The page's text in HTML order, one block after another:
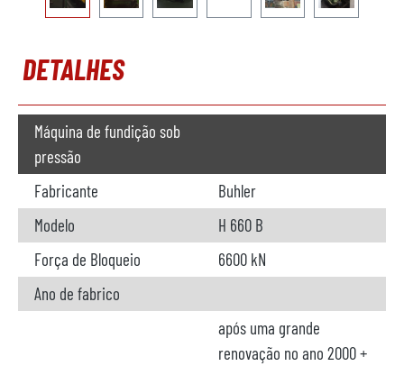
DETALHES
Máquina de fundição sob
pressão
Fabricante
Buhler
Modelo
H 660 B
Força de Bloqueio
6600 kN
Ano de fabrico
após uma grande
renovação no ano 2000 +